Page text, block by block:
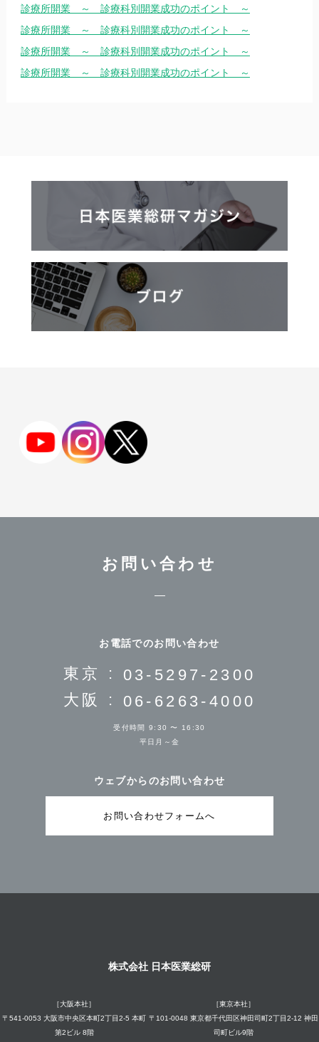
診療所開業 ～ 診療科別開業成功のポイント ～
診療所開業 ～ 診療科別開業成功のポイント ～
診療所開業 ～ 診療科別開業成功のポイント ～
診療所開業 ～ 診療科別開業成功のポイント ～
お問い合わせ
お電話でのお問い合わせ
東京 : 03-5297-2300
大阪 : 06-6263-4000
受付時間 9:30 〜 16:30
平日月～金
ウェブからのお問い合わせ
お問い合わせフォームへ
株式会社 日本医業総研
［大阪本社］
〒541-0053 大阪市中央区本町2丁目2-5 本町
第2ビル 8階
［東京本社］
〒101-0048 東京都千代田区神田司町2丁目2-12 神田
司町ビル9階